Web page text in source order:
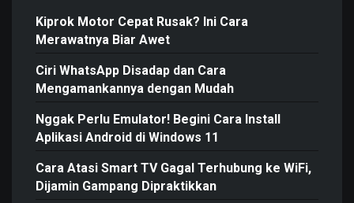
Kiprok Motor Cepat Rusak? Ini Cara
Merawatnya Biar Awet
Ciri WhatsApp Disadap dan Cara
Mengamankannya dengan Mudah
Nggak Perlu Emulator! Begini Cara Install
Aplikasi Android di Windows 11
Cara Atasi Smart TV Gagal Terhubung ke WiFi,
Dijamin Gampang Dipraktikkan